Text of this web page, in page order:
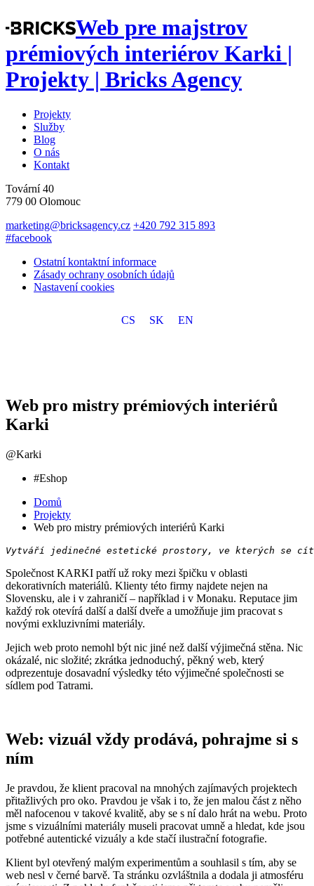
Web pre majstrov
prémiových interiérov Karki |
Projekty | Bricks Agency
Projekty
Služby
Blog
O nás
Kontakt
Tovární 40
779 00 Olomouc
marketing@bricksagency.cz +420 792 315 893
#facebook
Ostatní kontaktní informace
Zásady ochrany osobních údajů
Nastavení cookies
CS SK EN
Web pro mistry prémiových interiérů
Karki
@Karki
#Eshop
Domů
Projekty
Web pro mistry prémiových interiérů Karki
Vytváří jedinečné estetické prostory, ve kterých se
Společnost KARKI patří už roky mezi špičku v oblasti
dekorativních materiálů. Klienty této firmy najdete nejen na
Slovensku, ale i v zahraničí – například i v Monaku. Reputace jim
každý rok otevírá další a další dveře a umožňuje jim pracovat s
novými exkluzivními materiály.
Jejich web proto nemohl být nic jiné než další výjimečná stěna. Nic
okázalé, nic složité; zkrátka jednoduchý, pěkný web, který
odprezentuje dosavadní výsledky této výjimečné společnosti se
sídlem pod Tatrami.
Web: vizuál vždy prodává, pohrajme si s
ním
Je pravdou, že klient pracoval na mnohých zajímavých projektech
přitažlivých pro oko. Pravdou je však i to, že jen malou část z něho
měl nafocenou v takové kvalitě, aby se s ní dalo hrát na webu. Proto
jsme s vizuálními materiály museli pracovat umně a hledat, kde jsou
potřebné autentické vizuály a kde stačí ilustrační fotografie.
Klient byl otevřený malým experimentům a souhlasil s tím, aby se
web nesl v černé barvě. Ta stránku ozvláštnila a dodala ji atmosféru